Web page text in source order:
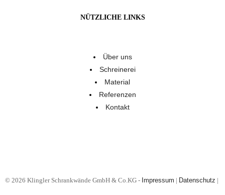
NÜTZLICHE LINKS
Über uns
Schreinerei
Material
Referenzen
Kontakt
© 2026 Klingler Schrankwände GmbH & Co.KG - Impressum | Datenschutz |